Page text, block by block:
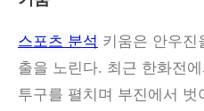
스포츠 분석 키움은 안우진
출을 노린다. 최근 한화전
투구를 펼치며 부진에서